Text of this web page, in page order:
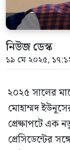
নিউজ ডেস্ক
১৯ মে ২০২৫,
২০২৫ সালের
মোহাম্মদ
প্রেক্ষাপটে এক
প্রেসিডেন্টের